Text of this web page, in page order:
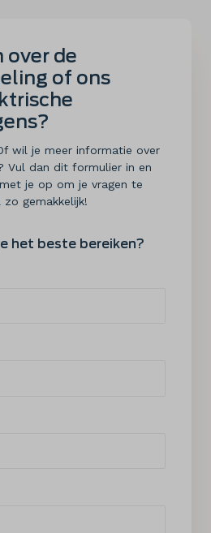
over de
of ons
wil je meer informatie over
Vul dan dit formulier in en
je op om je vragen te
gemakkelijk!
het beste bereiken?